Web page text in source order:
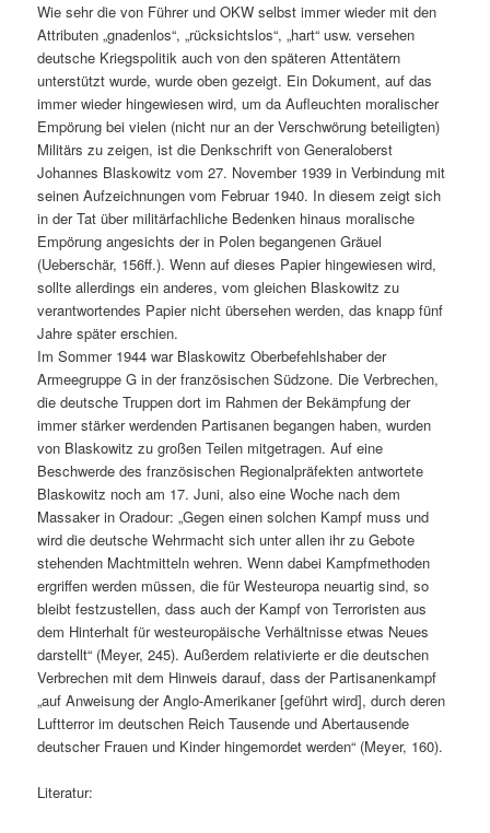
Wie sehr die von Führer und OKW selbst immer wieder mit den
Attributen „gnadenlos“, „rücksichtslos“, „hart“ usw. versehen
deutsche Kriegspolitik auch von den späteren Attentätern
unterstützt wurde, wurde oben gezeigt. Ein Dokument, auf das
immer wieder hingewiesen wird, um da Aufleuchten moralischer
Empörung bei vielen (nicht nur an der Verschwörung beteiligten)
Militärs zu zeigen, ist die Denkschrift von Generaloberst
Johannes Blaskowitz vom 27. November 1939 in Verbindung mit
seinen Aufzeichnungen vom Februar 1940. In diesem zeigt sich
in der Tat über militärfachliche Bedenken hinaus moralische
Empörung angesichts der in Polen begangenen Gräuel
(Ueberschär, 156ff.). Wenn auf dieses Papier hingewiesen wird,
sollte allerdings ein anderes, vom gleichen Blaskowitz zu
verantwortendes Papier nicht übersehen werden, das knapp fünf
Jahre später erschien.
Im Sommer 1944 war Blaskowitz Oberbefehlshaber der
Armeegruppe G in der französischen Südzone. Die Verbrechen,
die deutsche Truppen dort im Rahmen der Bekämpfung der
immer stärker werdenden Partisanen begangen haben, wurden
von Blaskowitz zu großen Teilen mitgetragen. Auf eine
Beschwerde des französischen Regionalpräfekten antwortete
Blaskowitz noch am 17. Juni, also eine Woche nach dem
Massaker in Oradour: „Gegen einen solchen Kampf muss und
wird die deutsche Wehrmacht sich unter allen ihr zu Gebote
stehenden Machtmitteln wehren. Wenn dabei Kampfmethoden
ergriffen werden müssen, die für Westeuropa neuartig sind, so
bleibt festzustellen, dass auch der Kampf von Terroristen aus
dem Hinterhalt für westeuropäische Verhältnisse etwas Neues
darstellt“ (Meyer, 245). Außerdem relativierte er die deutschen
Verbrechen mit dem Hinweis darauf, dass der Partisanenkampf
„auf Anweisung der Anglo-Amerikaner [geführt wird], durch deren
Luftterror im deutschen Reich Tausende und Abertausende
deutscher Frauen und Kinder hingemordet werden“ (Meyer, 160).
Literatur: